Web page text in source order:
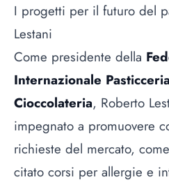
I progetti per il futuro del
Lestani
Come presidente della
Internazionale
Cioccolateria, Roberto
impegnato a promuovere
richieste del mercato,
citato corsi per allergie e